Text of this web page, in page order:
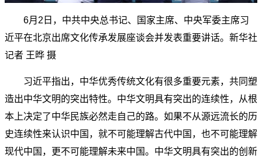
6月2日，中共中央总书记、国家主席、中央军委主席习
近平在北京出席文化传承发展座谈会并发表重要讲话。新华社
记者 王晔 摄
习近平指出，中华优秀传统文化有很多重要元素，共同塑
造出中华文明的突出特性。中华文明具有突出的连续性，从根
本上决定了中华民族必然走自己的路。如果不从源远流长的历
史连续性来认识中国，就不可能理解古代中国，也不可能理解
现代中国，更不可能理解未来中国。中华文明具有突出的创新